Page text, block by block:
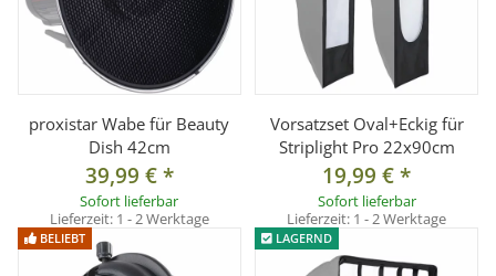
proxistar Wabe für Beauty
Dish 42cm
39,99 €*
Sofort lieferbar
Lieferzeit: 1 - 2 Werktage
Vorsatzset Oval+Eckig für
Striplight Pro 22x90cm
19,99 €*
Sofort lieferbar
Lieferzeit: 1 - 2 Werktage
BELIEBT LAGERND